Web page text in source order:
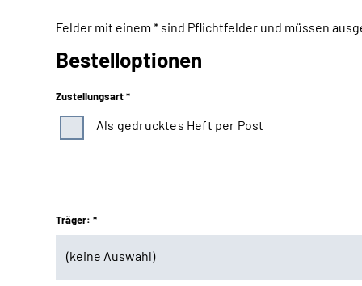
Felder mit einem * sind Pflichtfelder und müssen
Bestelloptionen
Zustellungsart *
Als gedrucktes Heft per Post
Träger: *
(keine Auswahl)